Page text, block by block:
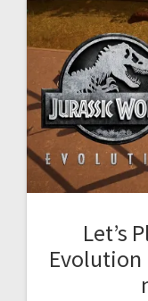
Let’s
Evolution